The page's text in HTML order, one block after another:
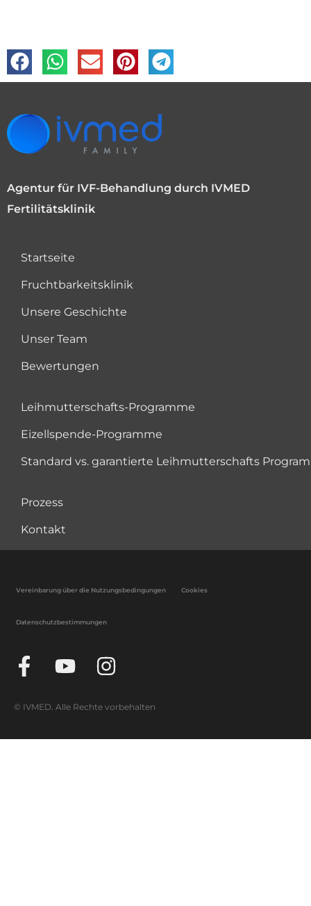
Agentur für IVF-Behandlung durch IVMED
Fertilitätsklinik
Startseite
Fruchtbarkeitsklinik
Unsere Geschichte
Unser Team
Bewertungen
Leihmutterschafts-Programme
Eizellspende-Programme
Standard vs. garantierte Leihmutterschafts
Prozess
Kontakt
Vereinbarung über die Nutzungsbedingungen Cookies
Datenschutzbestimmungen
© IVMED. Alle Rechte vorbehalten